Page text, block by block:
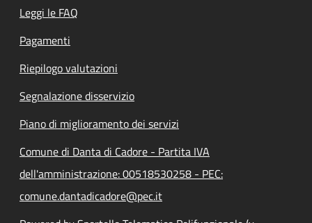
Leggi le FAQ
Pagamenti
Riepilogo valutazioni
Segnalazione disservizio
Piano di miglioramento dei servizi
Comune di Danta di Cadore - Partita IVA
dell'amministrazione: 00518530258 - PEC:
comune.dantadicadore@pec.it